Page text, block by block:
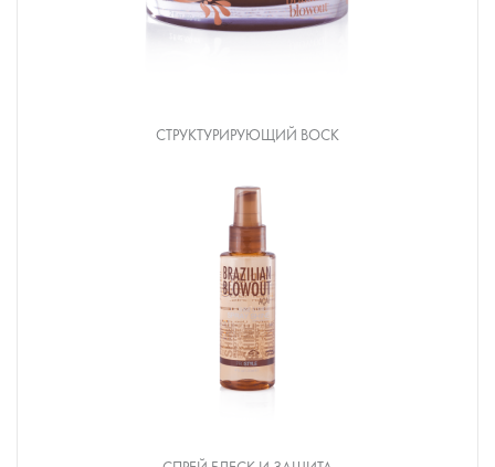
СТРУКТУРИРУЮЩИЙ ВОСК